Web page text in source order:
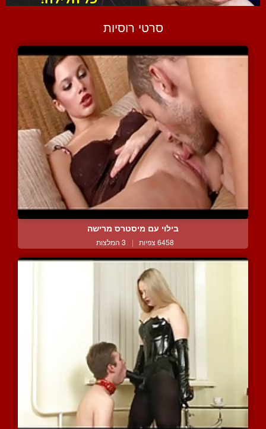
סרטי רוסיות
בילוי עם מיסטרס מרישה
6458 צפיות | 3 המלצות